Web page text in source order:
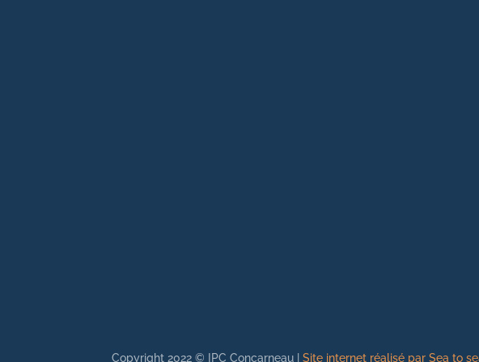
Copyright 2022 © IPC Concarneau | Site internet réalisé par Sea to